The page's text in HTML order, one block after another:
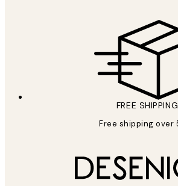
FREE SHIPPING
Free shipping over